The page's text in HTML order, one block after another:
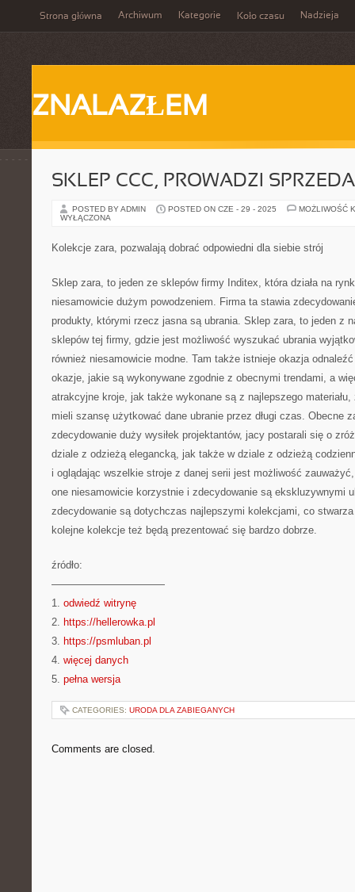
Strona główna Archiwum Kategorie Koło czasu Nadzieja
ZNALAZŁEM
SKLEP CCC, PROWADZI
POSTED BY ADMIN POSTED ON CZE - 29 - 2025
MOŻLIWOŚĆ
WYŁĄCZONA
Kolekcje zara, pozwalają dobrać odpowiedni dla siebie strój
Sklep zara, to jeden ze sklepów firmy Inditex, która działa na
niesamowicie dużym powodzeniem. Firma ta stawia
produkty, którymi rzecz jasna są ubrania. Sklep zara, to jeden z
sklepów tej firmy, gdzie jest możliwość wyszukać ubrania
również niesamowicie modne. Tam także istnieje okazja
okazje, jakie są wykonywane zgodnie z obecnymi trendami, a
atrakcyjne kroje, jak także wykonane są z najlepszego
mieli szansę użytkować dane ubranie przez długi czas. Obecne
zdecydowanie duży wysiłek projektantów, jacy postarali się o
dziale z odzieżą elegancką, jak także w dziale z odzieżą
i oglądając wszelkie stroje z danej serii jest możliwość
one niesamowicie korzystnie i zdecydowanie są ekskluzywnymi
zdecydowanie są dotychczas najlepszymi kolekcjami, co
kolejne kolekcje też będą prezentować się bardzo dobrze.
źródło:
———————————
1. odwiedź witrynę
2. https://hellerowka.pl
3. https://psmluban.pl
4. więcej danych
5. pełna wersja
CATEGORIES: URODA DLA ZABIEGANYCH
Comments are closed.